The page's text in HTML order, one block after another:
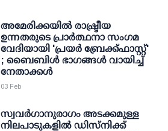
അമേരിക്കയില്‍ രാഷ്ട്രീയ
ഉന്നതരുടെ പ്രാര്‍ത്ഥനാ സംഗമ
വേദിയായി 'പ്രയര്‍ ബ്രേക്ക്ഫാസ്റ്റ്'
; ബൈബിള്‍ ഭാഗങ്ങള്‍ വായിച്ച്
നേതാക്കള്‍
03 Feb
സ്വവര്‍ഗാനുരാഗം അടക്കമുള്ള
നിലപാടുകളില്‍ ഡിസ്‌നിക്ക്